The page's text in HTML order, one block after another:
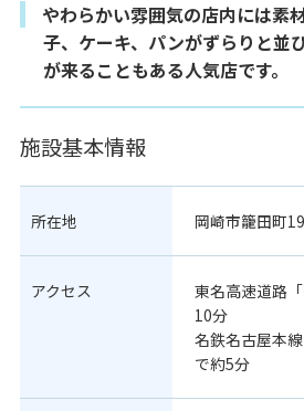
やわらかい雰囲気の店内には素
子、ケーキ、パンがずらりと並
が来ることもある人気店です。
施設基本情報
所在地 岡崎市籠田町19
アクセス
東名高速道路
10分
名鉄名古屋本
で約5分